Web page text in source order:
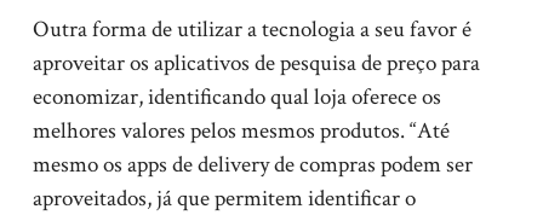
Outra forma de utilizar a tecnologia a seu favor é
aproveitar os aplicativos de pesquisa de preço para
economizar, identificando qual loja oferece os
melhores valores pelos mesmos produtos. “Até
mesmo os apps de delivery de compras podem ser
aproveitados, já que permitem identificar o